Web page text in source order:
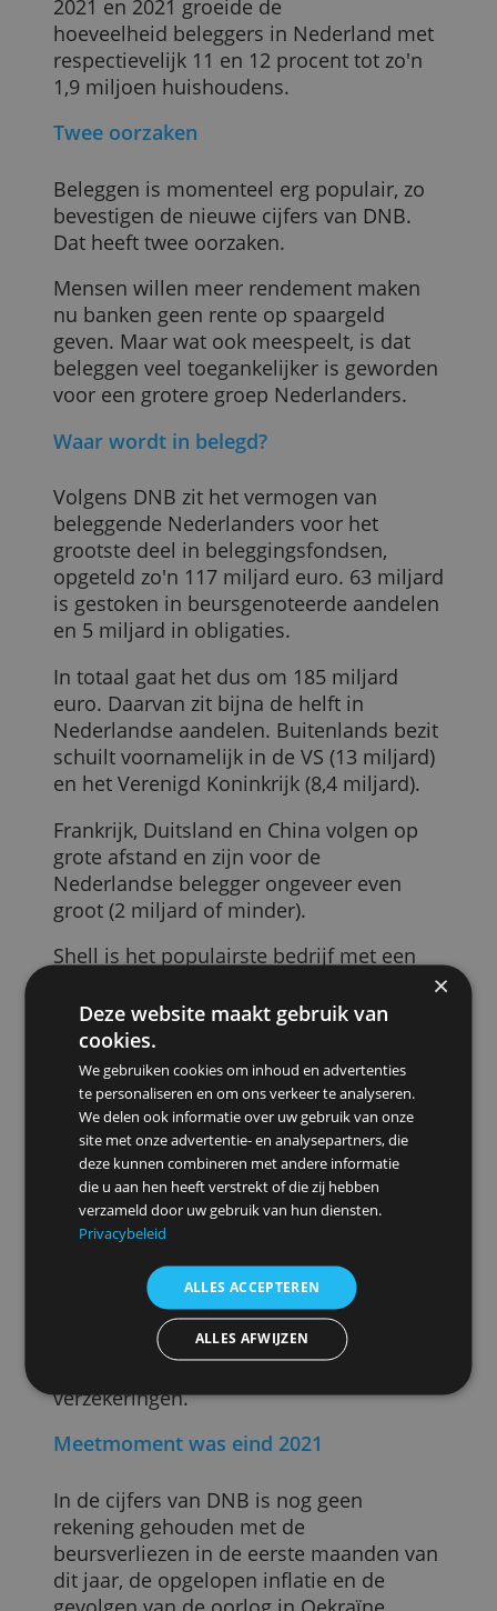
Deze indrukwekkende groei komt vooral
door koerswinst, maar het aantal
beleggers is ook flink toegenomen. In
2021 en 2021 groeide de
respectievelijk 11 en 12 procent tot zo'n
1,9 miljoen huishoudens.
Beleggen is momenteel erg populair, zo
bevestigen de nieuwe cijfers van DNB.
Dat heeft twee oorzaken.
Mensen willen meer rendement maken
geven. Maar wat ook meespeelt, is dat
beleggen veel toegankelijker is geworden
voor een grotere groep Nederlanders.
Waar wordt in belegd?
Volgens DNB zit het vermogen van
beleggende Nederlanders voor het
grootste deel in beleggingsfondsen,
opgeteld zo'n 117 miljard euro. 63
is gestoken in beursgenoteerde
en 5 miljard in obligaties.
In totaal gaat het dus om 185 miljard
euro. Daarvan zit bijna de helft in
Nederlandse aandelen. Buitenlands bezit
schuilt voornamelijk in de VS (13 miljard)
en het Verenigd Koninkrijk (8,4 miljard).
Frankrijk, Duitsland en China volgen op
grote afstand en zijn voor de
Nederlandse belegger ongeveer even
groot (2 miljard of minder).
Shell is het populairste bedrijf met een
belegde waarde van 4,5 miljard euro.
Een derde gaat naar technologie
Wat betreft bedrijfstakken kiest de
Nederlander vooral voor technologie.
Eind 2028 zat nog 15% van het
aandelenbezit in de techsector,
grootste partij, maar ook Apple, ASM
International, Microsoft en Tesla zijn
geliefd.
Deze website maakt gebruik van
cookies.
We gebruiken cookies om inhoud en advertenties
te personaliseren en om ons verkeer te analyseren.
We delen ook informatie over uw gebruik van onze
site met onze advertentie- en analysepartners, die
deze kunnen combineren met andere informatie
verzameld door uw gebruik van hun diensten.
Privacybeleid
ALLES ACCEPTEREN